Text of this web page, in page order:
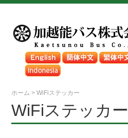
ホーム >WiFiステッカー
WiFiステッカー